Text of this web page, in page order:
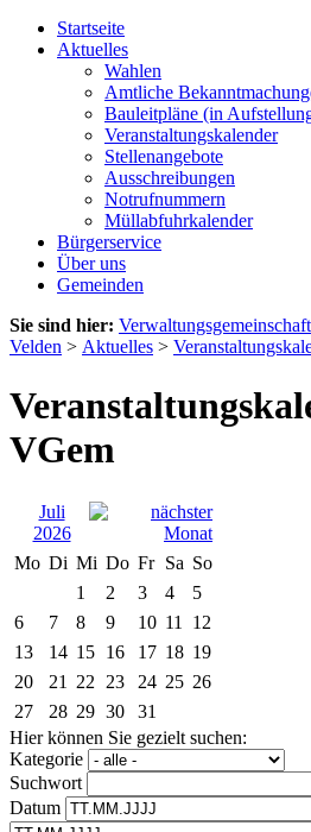
Startseite
Aktuelles
Wahlen
Amtliche
Bauleitpläne (in
Veranstaltungskalender
Stellenangebote
Ausschreibungen
Notrufnummern
Müllabfuhrkalender
Bürgerservice
Über uns
Gemeinden
Sie sind hier: Verwaltungsgemeinschaft
Velden > Aktuelles >
VGem
Juli
2026
Mo Di Mi Do Fr Sa So
1
2 3 4
5
6
7 8 9 10 11
12
13
14 15 16 17 18 19
20
21 22 23 24 25 26
27
28 29 30
31
Hier können Sie gezielt suchen:
Kategorie
Suchwort
Datum